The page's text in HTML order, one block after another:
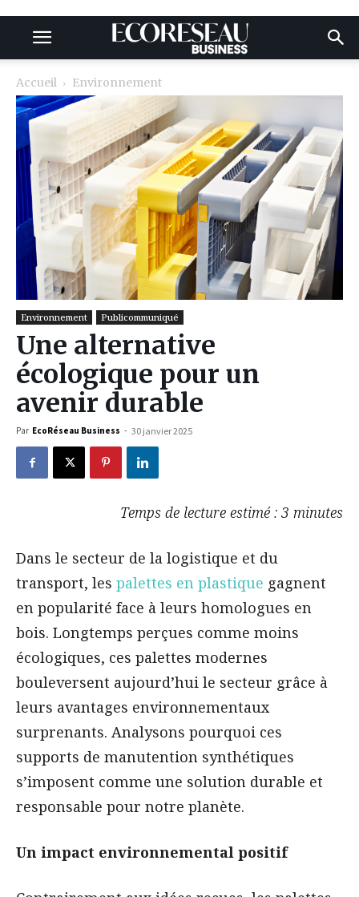
Accueil Environnement
Environnement Publicommuniqué
Une alternative
écologique pour un
avenir durable
Par EcoRéseau Business - 30 janvier 2025
Temps de lecture estimé : 3 minutes
Dans le secteur de la logistique et du
transport, les palettes en plastique gagnent
en popularité face à leurs homologues en
bois. Longtemps perçues comme moins
écologiques, ces palettes modernes
bouleversent aujourd’hui le secteur grâce à
leurs avantages environnementaux
surprenants. Analysons pourquoi ces
supports de manutention synthétiques
s’imposent comme une solution durable et
responsable pour notre planète.
Un impact environnemental positif